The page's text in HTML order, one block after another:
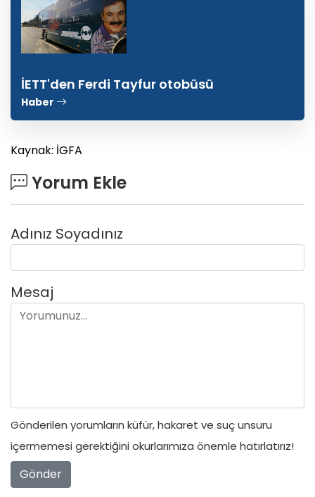
İETT'den Ferdi Tayfur otobüsü
Haber
Kaynak: İGFA
Yorum Ekle
Adınız Soyadınız
Mesaj
Gönderilen yorumların küfür, hakaret ve suç unsuru
içermemesi gerektiğini okurlarımıza önemle hatırlatırız!
Gönder